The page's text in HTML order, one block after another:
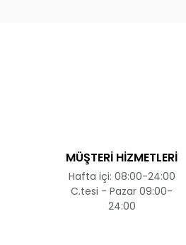
MÜŞTERİ HİZMETLERİ
Hafta içi: 08:00-24:00
C.tesi - Pazar 09:00-
24:00